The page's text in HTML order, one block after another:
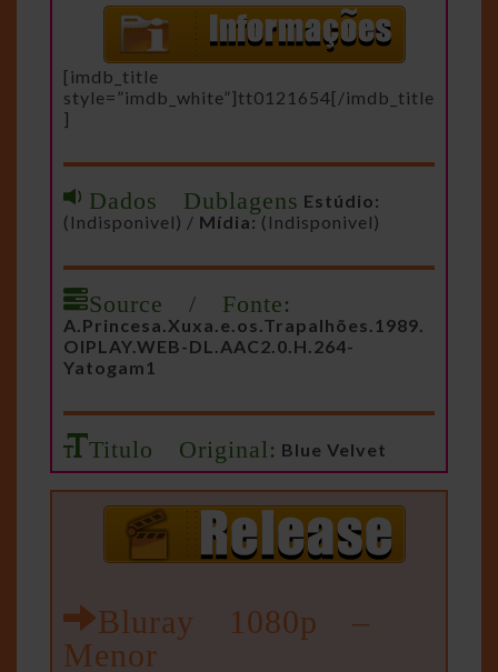
[imdb_title
style=”imdb_white”]tt0121654[/imdb_title
]
Dados Dublagens Estúdio:
(Indisponivel) / Mídia: (Indisponivel)
Source / Fonte:
A.Princesa.Xuxa.e.os.Trapalhões.1989.
OIPLAY.WEB-DL.AAC2.0.H.264-
Yatogam1
Titulo Original: Blue Velvet
Bluray 1080p –
Menor